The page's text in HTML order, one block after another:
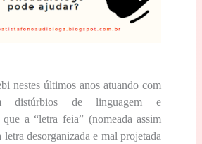
últimos anos atuando com
distúrbios de linguagem e
que a “letra feia” (nomeada assim
letra desorganizada e mal projetada